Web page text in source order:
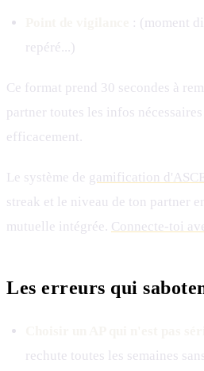
: (moment
repéré...)
Ce format prend 30 secondes à
partner toutes les infos
efficacement.
Le système de gamification
streak et le niveau de ton partner
mutuelle intégrée. Connecte-toi
Les erreurs qui
rechute toutes les semaines